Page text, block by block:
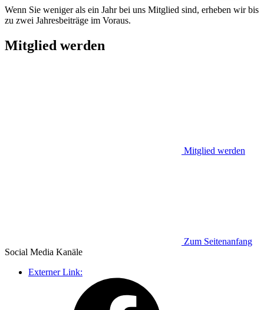
Wenn Sie weniger als ein Jahr bei uns Mitglied sind, erheben wir bis
zu zwei Jahresbeiträge im Voraus.
Mitglied werden
Mitglied werden
Zum Seitenanfang
Social Media Kanäle
Externer Link: